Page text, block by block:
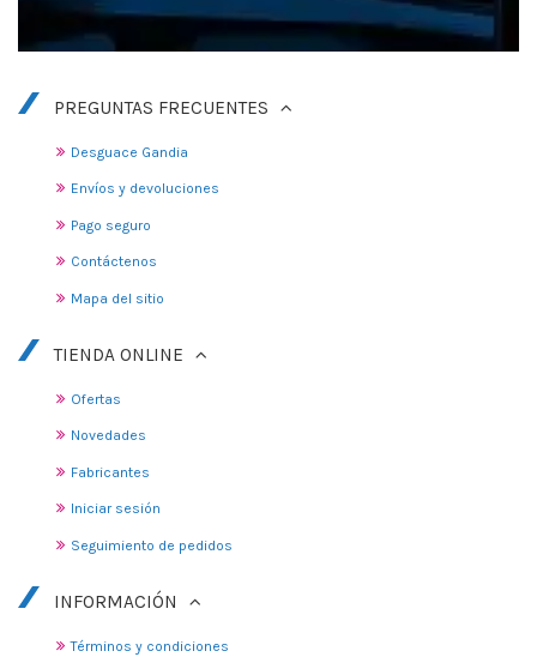
PREGUNTAS FRECUENTES
Desguace Gandia
Envíos y devoluciones
Pago seguro
Contáctenos
Mapa del sitio
TIENDA ONLINE
Ofertas
Novedades
Fabricantes
Iniciar sesión
Seguimiento de pedidos
INFORMACIÓN
Términos y condiciones